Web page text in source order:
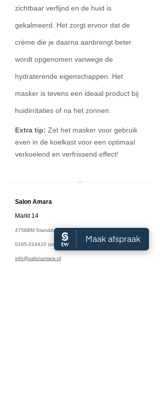
zichtbaar verfijnd en de huid is
gekalmeerd. Het zorgt ervoor dat de
crème die je daarna aanbrengt beter
wordt opgenomen vanwege de
hydraterende eigenschappen. Het
masker is tevens een ideaal product bij
huidirritaties of na het zonnen.
Extra tip: Zet het masker voor gebruik
even in de koelkast voor een optimaal
verkoelend en verfrissend effect!
Salon Amara
Markt 14
4758BM Standdaarbuiten
0165-314420 (ook WhatsApp)
info@salonamara.nl